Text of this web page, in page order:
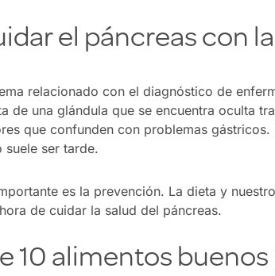
el páncreas con
relacionado con el diagnóstico de
de una glándula que se encuentra oculta
que confunden con problemas
suele ser tarde.
es la prevención. La dieta y
de cuidar la salud del páncreas.
10 alimentos buenos